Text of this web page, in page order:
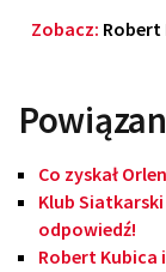
Zobacz: Robert
Co zyskał
Klub
odpowiedź!
Robert Kubica